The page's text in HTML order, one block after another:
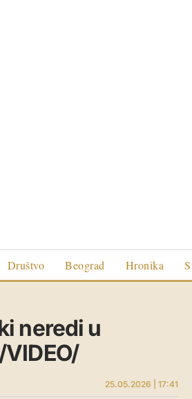
Društvo Beograd Hronika
neredi u
25.05.2026 | 17:41